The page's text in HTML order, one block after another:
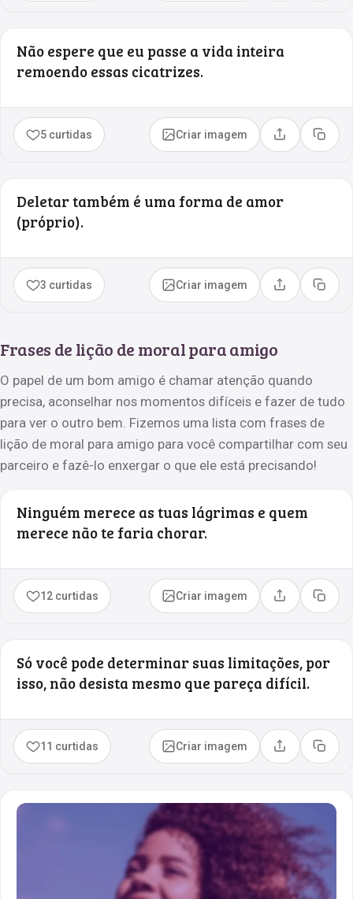
Não espere que eu passe a vida inteira
remoendo essas cicatrizes.
5 curtidas Criar imagem Compartilhar
Copiar
Deletar também é uma forma de amor
(próprio).
3 curtidas Criar imagem Compartilhar
Copiar
Frases de lição de moral para amigo
O papel de um bom amigo é chamar atenção quando
precisa, aconselhar nos momentos difíceis e fazer de tudo
para ver o outro bem. Fizemos uma lista com frases de
lição de moral para amigo para você compartilhar com seu
parceiro e fazê-lo enxergar o que ele está precisando!
Ninguém merece as tuas lágrimas e quem
merece não te faria chorar.
12 curtidas Criar imagem Compartilhar
Copiar
Só você pode determinar suas limitações, por
isso, não desista mesmo que pareça difícil.
11 curtidas Criar imagem Compartilhar
Copiar